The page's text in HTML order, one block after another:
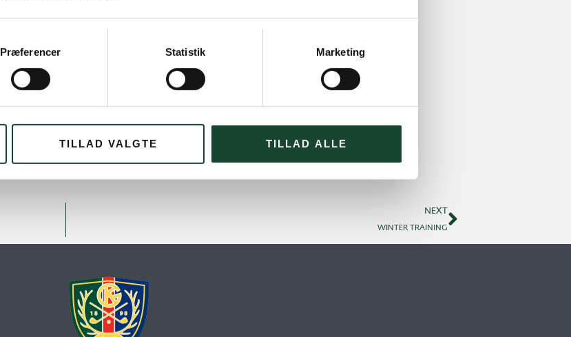
Præferencer Statistik Marketing
TILLAD VALGTE TILLAD ALLE
Tournament and handicap
NEXT
WINTER TRAINING